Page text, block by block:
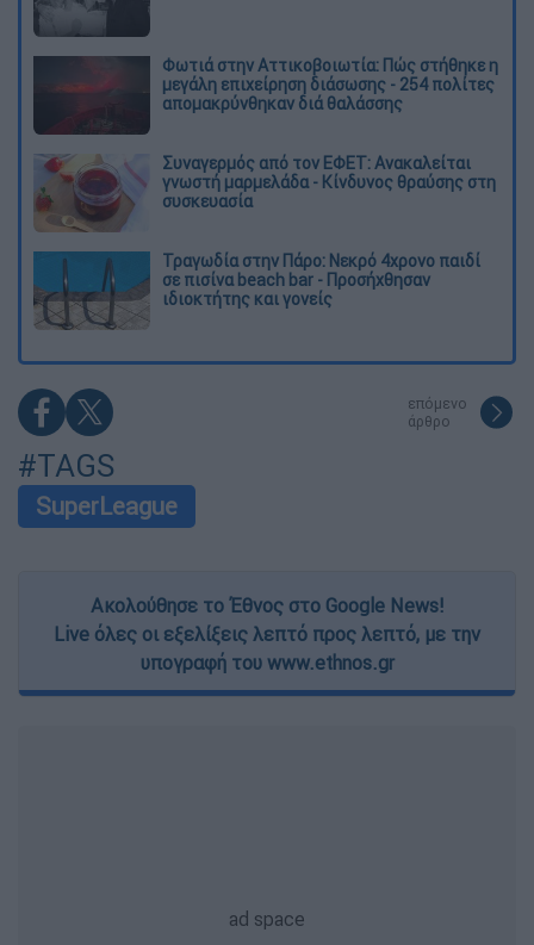
Φωτιά στην Αττικοβοιωτία: Πώς στήθηκε η
μεγάλη επιχείρηση διάσωσης - 254 πολίτες
απομακρύνθηκαν διά θαλάσσης
Συναγερμός από τον ΕΦΕΤ: Ανακαλείται
γνωστή μαρμελάδα - Κίνδυνος θραύσης στη
συσκευασία
Τραγωδία στην Πάρο: Νεκρό 4χρονο παιδί
σε πισίνα beach bar - Προσήχθησαν
ιδιοκτήτης και γονείς
επόμενο
άρθρο
#TAGS
SuperLeague
Ακολούθησε το Έθνος στο Google News!
Live όλες οι εξελίξεις λεπτό προς λεπτό, με την
υπογραφή του www.ethnos.gr